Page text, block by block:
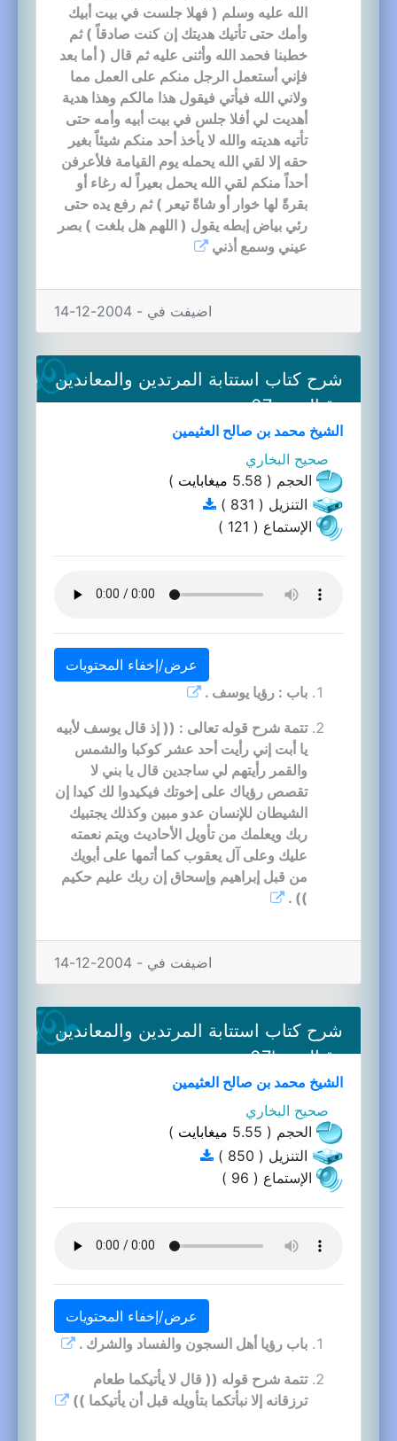
الله عليه وسلم ( فهلا جلست في بيت أبيك
وأمك حتى تأتيك هديتك إن كنت صادقاً ) ثم
خطبنا فحمد الله وأثنى عليه ثم قال ( أما بعد
فإني أستعمل الرجل منكم على العمل مما
ولاني الله فيأتي فيقول هذا مالكم وهذا هدية
أهديت لي أفلا جلس في بيت أبيه وأمه حتى
تأتيه هديته والله لا يأخذ أحد منكم شيئاً بغير
حقه إلا لقي الله يحمله يوم القيامة فلأعرفن
أحداً منكم لقي الله يحمل بعيراً له رغاء أو
بقرةً لها خوار أو شاةً تيعر ) ثم رفع يده حتى
رئي بياض إبطه يقول ( اللهم هل بلغت ) بصر
عيني وسمع أذني
اضيفت في - 2004-12-14
شرح كتاب استتابة المرتدين والمعاندين
وقتالهم-07a
الشيخ محمد بن صالح العثيمين
صحيح البخاري
الحجم ( 5.58
ميغابايت )
التنزيل ( 831 )
الإستماع ( 121 )
عرض/إخفاء المحتويات
باب : رؤيا يوسف .
تتمة شرح قوله تعالى : (( إذ قال يوسف لأبيه
يا أبت إني رأيت أحد عشر كوكبا والشمس
والقمر رأيتهم لي ساجدين قال يا بني لا
تقصص رؤياك على إخوتك فيكيدوا لك كيدا إن
الشيطان للإنسان عدو مبين وكذلك يجتبيك
ربك ويعلمك من تأويل الأحاديث ويتم نعمته
عليك وعلى آل يعقوب كما أتمها على أبويك
من قبل إبراهيم وإسحاق إن ربك عليم حكيم
)) .
اضيفت في - 2004-12-14
شرح كتاب استتابة المرتدين والمعاندين
وقتالهم-07b
الشيخ محمد بن صالح العثيمين
صحيح البخاري
الحجم ( 5.55
ميغابايت )
التنزيل ( 850 )
الإستماع ( 96 )
عرض/إخفاء المحتويات
باب رؤيا أهل السجون والفساد والشرك .
تتمة شرح قوله (( قال لا يأتيكما طعام
ترزقانه إلا نبأتكما بتأويله قبل أن يأتيكما ))